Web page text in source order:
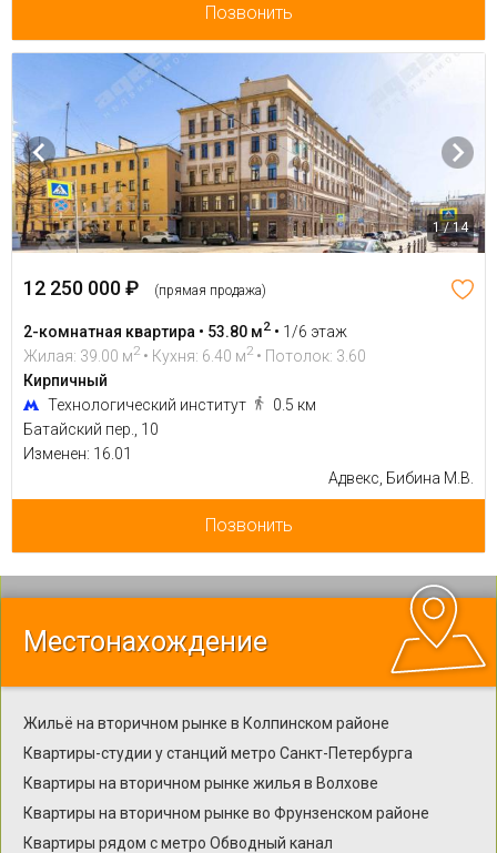
Позвонить
1 / 14
12 250 000 ₽ (прямая продажа)
2-комнатная квартира • 53.80 м2 • 1/6 этаж
Жилая: 39.00 м2 • Кухня: 6.40 м2 • Потолок: 3.60
Кирпичный
Технологический институт
0.5 км
Батайский пер., 10
Изменен: 16.01
Адвекс, Бибина М.В.
Позвонить
Местонахождение
Жильё на вторичном рынке в Колпинском районе
Квартиры-студии у станций метро Санкт-Петербурга
Квартиры на вторичном рынке жилья в Волхове
Квартиры на вторичном рынке во Фрунзенском районе
Квартиры рядом с метро Обводный канал